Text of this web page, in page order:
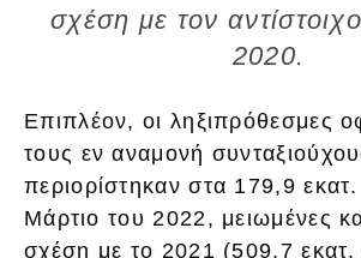
σχέση με τον
2020.
Επιπλέον, οι ληξιπρόθεσμες
τους εν αναμονή
περιορίστηκαν στα 179,9
Μάρτιο του 2022, μειωμένες
σχέση με το 2021 (509,7 εκατ.